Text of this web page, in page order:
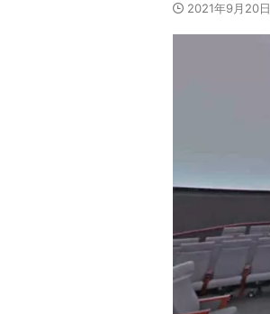
2021年9月20日